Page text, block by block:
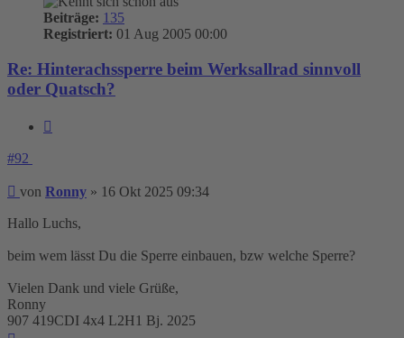
Beiträge: 135
Registriert: 01 Aug 2005 00:00
Re: Hinterachssperre beim Werksallrad sinnvoll
oder Quatsch?
#92
Beitrag
von Ronny » 16 Okt 2025 09:34
Hallo Luchs,
beim wem lässt Du die Sperre einbauen, bzw welche Sperre?
Vielen Dank und viele Grüße,
Ronny
907 419CDI 4x4 L2H1 Bj. 2025